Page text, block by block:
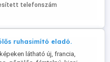
telefonszám
ruhasimító eladó.
látható új, francia,